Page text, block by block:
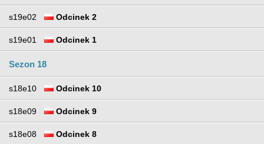
s19e02 Odcinek 2
s19e01 Odcinek 1
Sezon 18
s18e10 Odcinek 10
s18e09 Odcinek 9
s18e08 Odcinek 8